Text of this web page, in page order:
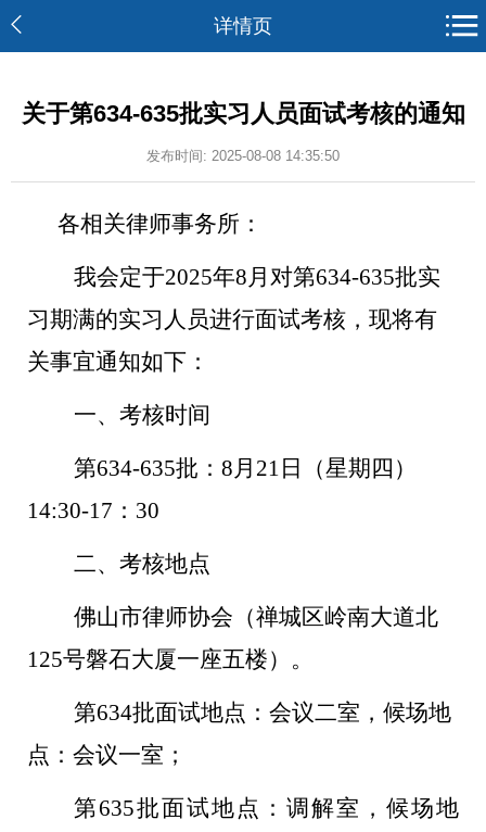
详情页
关于第634-635批实习人员面试考核的通知
发布时间: 2025-08-08 14:35:50
各相关律师事务所：
我会定于2025年8月 对第634-635批实
习期满的实习人员进行面试考核 ，现将有
关事宜通知如下：
一、考核时间
第634-635批： 8月21日（星期四）
14:30-17：30
二、 考核地点
佛山市律师协会（禅城区岭南大道北
125号磐石大厦一座五楼）。
第634批面试地点：会议二室，候场地
点： 会议一室 ；
第635批面试地点： 调解室 ，候场地